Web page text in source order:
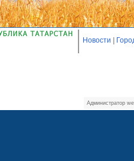
Новости
Администратор